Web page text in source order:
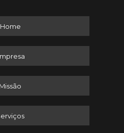
Home
Missão